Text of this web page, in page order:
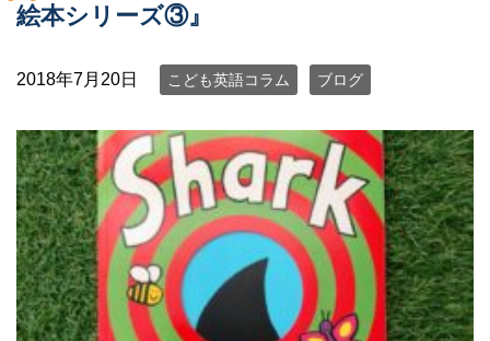
絵本シリーズ③』
2018年7月20日 こども英語コラム ブログ